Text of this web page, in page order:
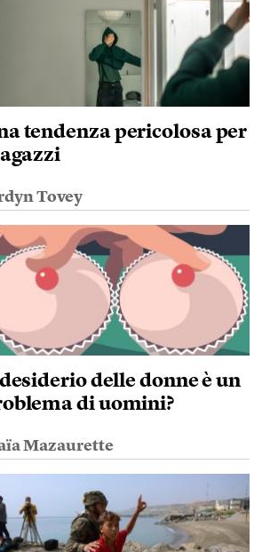
tendenza pericolosa per
Tovey
delle donne è un
di uomini?
Mazaurette